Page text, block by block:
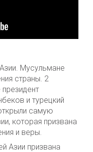
Мусульмане
страны. 2
и турецкий
самую
которая призвана
и веры.
Азии призвана